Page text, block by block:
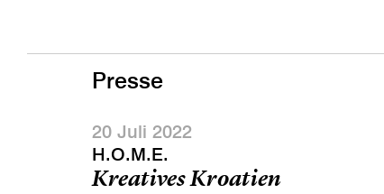
Presse
20 Juli 2022
H.O.M.E.
Kreatives Kroatien